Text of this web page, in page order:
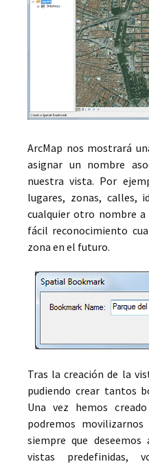
ArcMap nos mostrará
asignar un nombre
nuestra vista. Por
lugares, zonas, calles,
cualquier otro nombre
fácil reconocimiento
zona en el futuro.
Tras la creación de la
pudiendo crear tantos
Una vez hemos
podremos
siempre que deseemos
vistas predefinidas,